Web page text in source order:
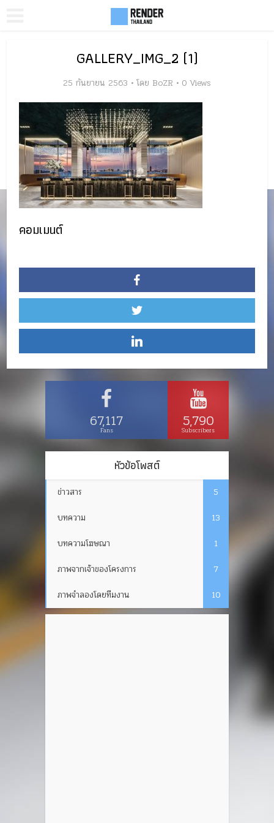
GALLERY_IMG_2 (1)
25 กันยายน 2563 โดย BoZR 0 Views
คอมเมนต์
67,117
Fans 5,790
Subscribers
หัวข้อโพสต์
ข่าวสาร
5
บทความ
13
บทความโฆษณา
1
ภาพจากเจ้าของโครงการ
7
ภาพจำลองโดยทีมงาน
10